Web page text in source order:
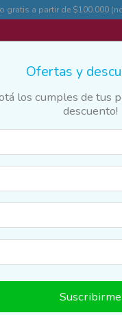
gratis a partir de $100.000
y franquicias
Ofertas y
los cumples de tus
descuento!
Suscribirme